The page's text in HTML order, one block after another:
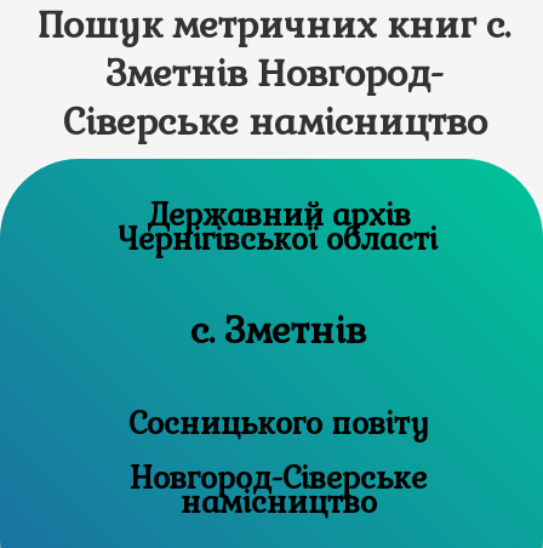
Пошук метричних книг с.
Зметнів Новгород-
Сіверське намісництво
Державний архів
Чернігівської області
с. Зметнів
Сосницького повіту
Новгород-Сіверське
намісництво